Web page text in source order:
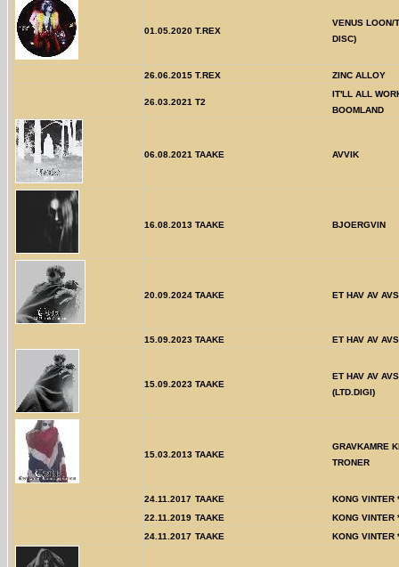
01.05.2020 T.REX
VENUS LOON/
DISC)
26.06.2015 T.REX ZINC ALLOY
26.03.2021 T2
IT'LL ALL
BOOMLAND
06.08.2021 TAAKE AVVIK
16.08.2013 TAAKE BJOERGVIN
20.09.2024 TAAKE ET HAV AV
15.09.2023 TAAKE ET HAV AV
15.09.2023 TAAKE
ET HAV AV
(LTD.DIGI)
15.03.2013 TAAKE
GRAVKAMRE
TRONER
24.11.2017 TAAKE
KONG VINTER
22.11.2019 TAAKE
KONG VINTER
24.11.2017 TAAKE KONG VINTER